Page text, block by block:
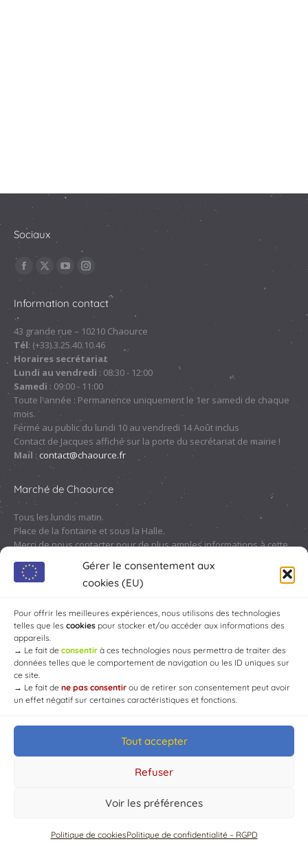
Gérer le consentement aux
cookies (EU)
Pour offrir les meilleures expériences, nous utilisons des technologies
telles que les cookies pour stocker et/ou accéder aux informations des
appareils.
→ Le fait de consentir à ces technologies nous permettra de traiter des
données telles que le comportement de navigation ou les ID uniques sur
ce site.
→ Le fait de ne pas consentir ou de retirer son consentement peut avoir
un effet négatif sur certaines caractéristiques et fonctions.
Tout accepter
Refuser
Voir les préférences
Politique de cookiesPolitique de confidentialité – RGPD
Sociaux
Trouvez nous sur :
La
page
Facebook
s'ouvre
dans
une
nouvelle
fenêtre
La
X
s'ouvre
dans
une
nouvelle
fenêtre
YouTube
s'ouvre
dans
une
nouvelle
fenêtre
La
Instagram
s'ouvre
dans
une
nouvelle
fenêtre
Information contact
43 grande rue – 10210 Chaource
Tél: (+33).3.25.40.10.46
Horaires secrétariat
Lundi au vendredi : 08:30 - 12:00
Samedi : 09:00 - 11:00
Toute l'année : Permanence uniquement le 1er samedi de chaque
mois.
Fermé au public du lundi 10 au vendredi 14 Août inclus
Contact de Jacques affiché sur la porte du secrétariat de mairie !
Mail : contact@chaource.fr
Marché de Chaource
Tous les lundis matin.
Place de la fontaine et sous la Halle.
Merci de nous contacter pour de plus amples informations à cette
© Mairie de Chaource [2004-2024] | Tous droits réservés.
Developed byWEB3-DESIGN